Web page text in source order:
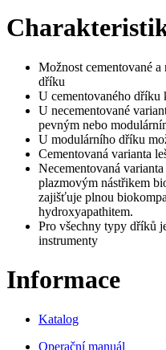
Možnost cementované a
dříku
U cementovaného dříku
U necementované
pevným nebo
U modulárního dříku
Cementovaná varianta
Necementovaná
plazmovým nástřikem
zajišťuje plnou
hydroxyapathitem.
Pro všechny typy dříků
instrumenty
Informace
Katalog
Operační manuál